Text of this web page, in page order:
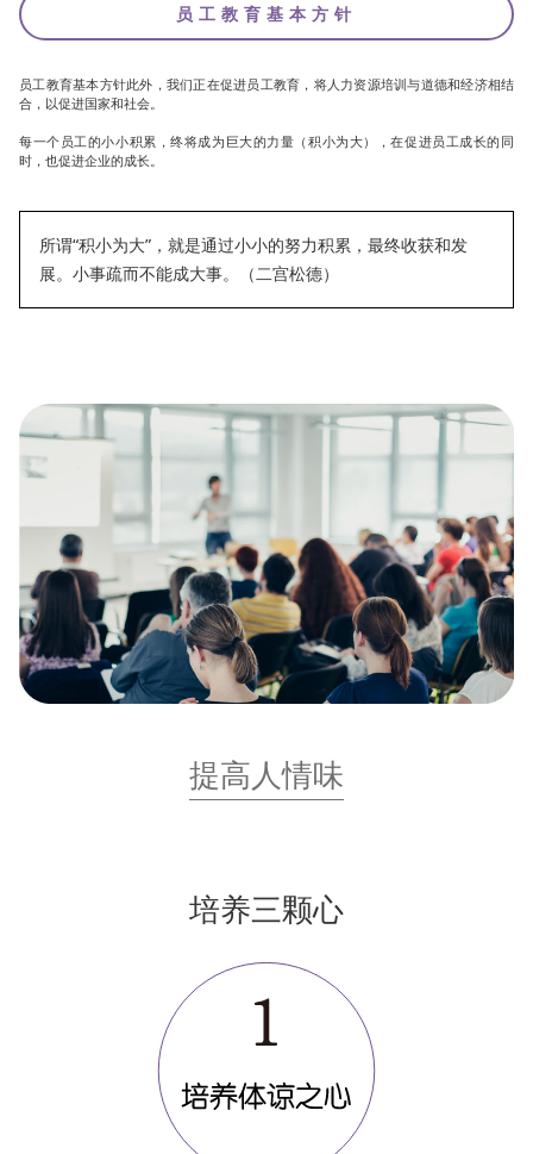
员工教育基本方针
员工教育基本方针此外，我们正在促进员工教育，将人力资源培训与道德和经济相结
合，以促进国家和社会。
每一个员工的小小积累，终将成为巨大的力量（积小为大），在促进员工成长的同
时，也促进企业的成长。
所谓“积小为大”，就是通过小小的努力积累，最终收获和发
展。小事疏而不能成大事。（二宫松德）
提高人情味
培养三颗心